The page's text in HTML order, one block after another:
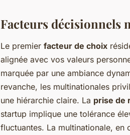
Facteurs décisionnels
Le premier facteur de choix
alignée avec vos valeurs
marquée par une ambiance
revanche, les multinationales
une hiérarchie claire. La prise de
startup implique une tolérance
fluctuantes. La multinationale,